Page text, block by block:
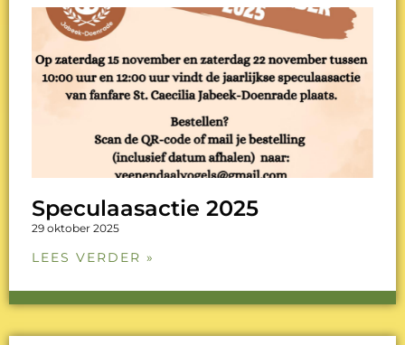
Speculaasactie 2025
29 oktober 2025
LEES VERDER »